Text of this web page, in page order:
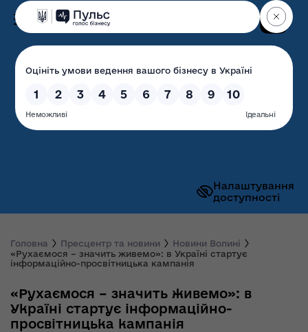
Налаштування
доступності
Волинська обласна
державна адміністрація
Головна Пресцентр та новини
Новини Волині
«Рухаємося – значить живемо»: в Україні стартує
інформаційно-просвітницька кампанія
«Рухаємося – значить живемо»: в
Україні стартує інформаційно-
просвітницька кампанія